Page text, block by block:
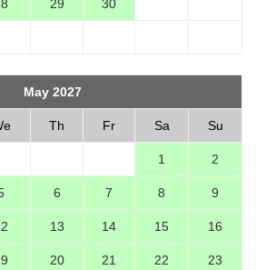
29 30
May 2027
Th Fr Sa Su
1 2
6 7 8 9
13 14 15 16
20 21 22 23